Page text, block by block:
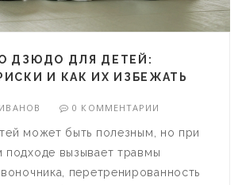
ДЗЮДО ДЛЯ ДЕТЕЙ:
И КАК ИХ ИЗБЕЖАТЬ
0 КОММЕНТАРИИ
может быть полезным, но при
подходе вызывает травмы
перетренированность